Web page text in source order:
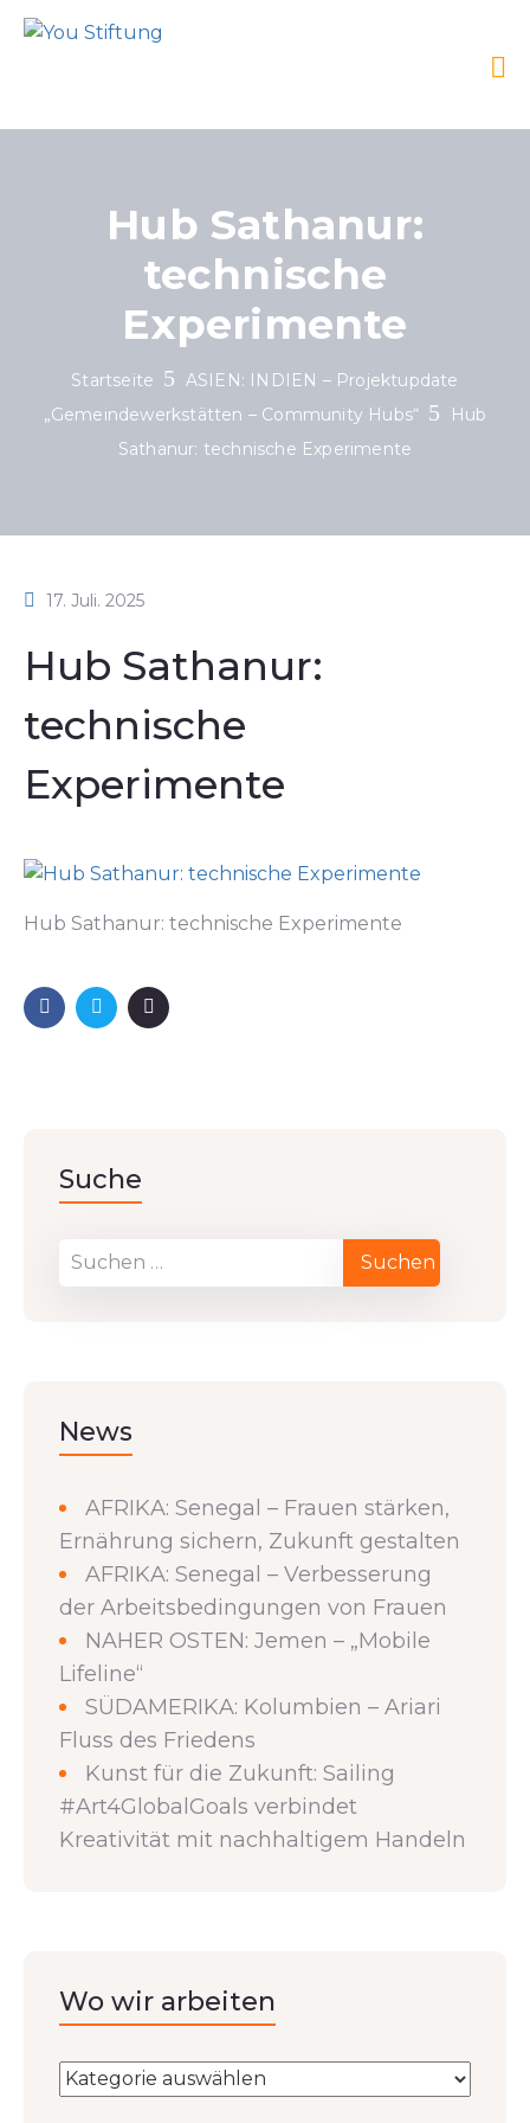
Hub Sathanur:
technische
Experimente
Startseite
ASIEN: INDIEN – Projektupdate
„Gemeindewerkstätten – Community Hubs“
Hub
Sathanur: technische Experimente
17. Juli. 2025
Hub Sathanur:
technische
Experimente
Hub Sathanur: technische Experimente
Suche
News
AFRIKA: Senegal – Frauen stärken,
Ernährung sichern, Zukunft gestalten
AFRIKA: Senegal – Verbesserung
der Arbeitsbedingungen von Frauen
NAHER OSTEN: Jemen – „Mobile
Lifeline“
SÜDAMERIKA: Kolumbien – Ariari
Fluss des Friedens
Kunst für die Zukunft: Sailing
#Art4GlobalGoals verbindet
Kreativität mit nachhaltigem Handeln
Wo wir arbeiten